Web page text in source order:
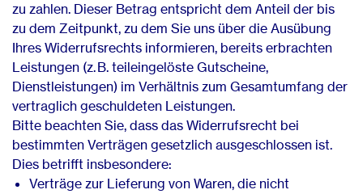
zu zahlen. Dieser Betrag entspricht dem Anteil der bis
zu dem Zeitpunkt, zu dem Sie uns über die Ausübung
Ihres Widerrufsrechts informieren, bereits erbrachten
Leistungen (z. B. teileingelöste Gutscheine,
Dienstleistungen) im Verhältnis zum Gesamtumfang der
vertraglich geschuldeten Leistungen.
Bitte beachten Sie, dass das Widerrufsrecht bei
bestimmten Verträgen gesetzlich ausgeschlossen ist.
Dies betrifft insbesondere:
Verträge zur Lieferung von Waren, die nicht